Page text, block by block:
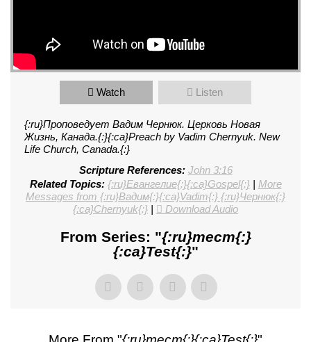
Watch Listen
{:ru}Проповедует Вадим Чернюк. Церковь Новая
Жизнь, Канада.{:}{:ca}Preach by Vadim Chernyuk. New
Life Church, Canada.{:}
Scripture References: John 3:16
Related Topics: {:ru}Евангелие{:}{:ca}Gospel{:}| More
Messages from {:ru}Вадим{:}{:ca}Vadim{:} {:ru}Чернюк{:}
{:ca}Chernyuk{:} | Download Audio
From Series: "{:ru}тест{:}
{:ca}Test{:}"